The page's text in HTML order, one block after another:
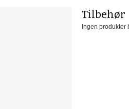
Tilbehør
Ingen produkter